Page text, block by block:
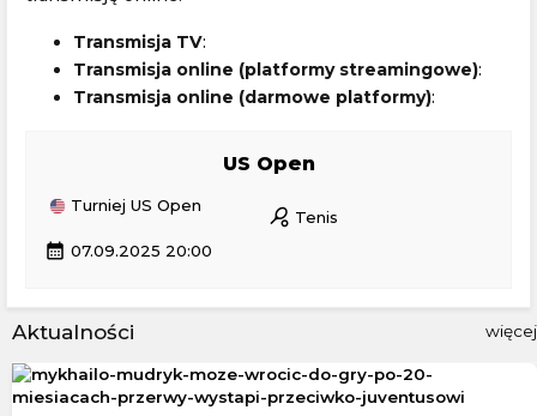
Transmisja TV:
Transmisja online (platformy streamingowe):
Transmisja online (darmowe platformy):
US Open
Turniej US Open
sports_tennis Tenis
calendar_month 07.09.2025 20:00
Aktualności więcej